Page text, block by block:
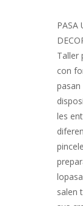
PASA
Taller
con
pasan
les
salen